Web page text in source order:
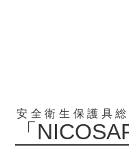
「
安全衛生保護具